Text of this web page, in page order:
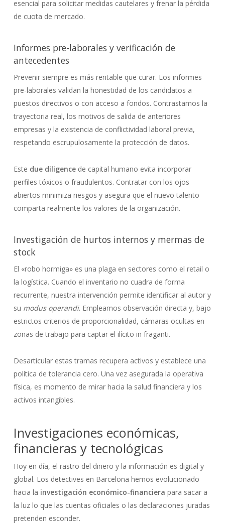
esencial para solicitar medidas cautelares y frenar la pérdida
de cuota de mercado.
Informes pre-laborales y verificación de
antecedentes
Prevenir siempre es más rentable que curar. Los informes
pre-laborales validan la honestidad de los candidatos a
puestos directivos o con acceso a fondos. Contrastamos la
trayectoria real, los motivos de salida de anteriores
empresas y la existencia de conflictividad laboral previa,
respetando escrupulosamente la protección de datos.
Este due diligencede capital humano evita incorporar
perfiles tóxicos o fraudulentos. Contratar con los ojos
abiertos minimiza riesgos y asegura que el nuevo talento
comparta realmente los valores de la organización.
Investigación de hurtos internos y mermas de
stock
El «robo hormiga» es una plaga en sectores como el retail o
la logística. Cuando el inventario no cuadra de forma
recurrente, nuestra intervención permite identificar al autor y
su modus operandi. Empleamos observación directa y, bajo
estrictos criterios de proporcionalidad, cámaras ocultas en
zonas de trabajo para captar el ilícito in fraganti.
Desarticular estas tramas recupera activos y establece una
política de tolerancia cero. Una vez asegurada la operativa
física, es momento de mirar hacia la salud financiera y los
activos intangibles.
Investigaciones económicas,
financieras y tecnológicas
Hoy en día, el rastro del dinero y la información es digital y
global. Los detectives en Barcelona hemos evolucionado
hacia la investigación económico-financiera para sacar a
la luz lo que las cuentas oficiales o las declaraciones juradas
pretenden esconder.